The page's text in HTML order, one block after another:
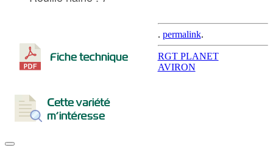
. permalink.
Post
navigation
RGT PLANET
AVIRON